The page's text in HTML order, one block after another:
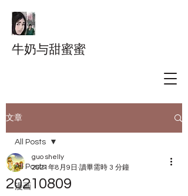
牛奶与甜蜜蜜
文章
All Posts
漫画
All Posts
20210809
guo shelly
2021年8月9日 讀畢需時 3 分鐘